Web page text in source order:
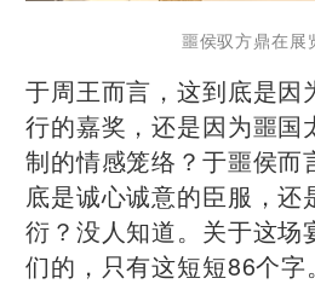
噩侯驭方鼎在展
于周王而言，这到底是因
行的嘉奖，还是因为噩国
制的情感笼络？于噩侯而
底是诚心诚意的臣服，还
衍？没人知道。关于这场
们的，只有这短短86个字。